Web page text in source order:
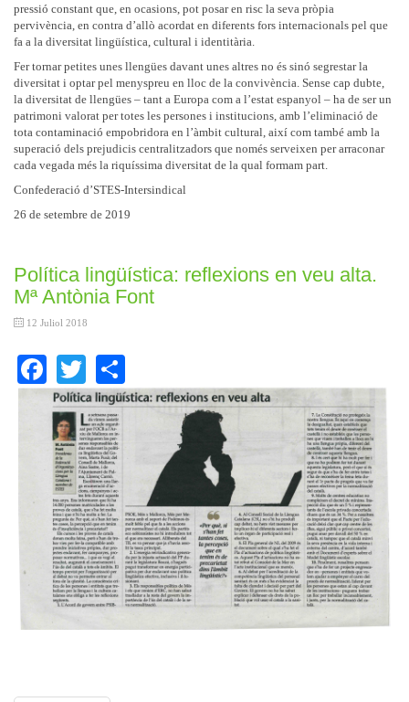
pressió constant que, en ocasions, pot posar en risc la seva pròpia
pervivència, en contra d’allò acordat en diferents fors internacionals pel que
fa a la diversitat lingüística, cultural i identitària.
Fer tornar petites unes llengües davant unes altres no és sinó segrestar la
diversitat i optar pel menyspreu en lloc de la convivència. Sense cap dubte,
la diversitat de llengües – tant a Europa com a l’estat espanyol – ha de ser un
patrimoni valorat per totes les persones i institucions, amb l’eliminació de
tota contaminació empobridora en l’àmbit cultural, així com també amb la
superació dels prejudicis centralitzadors que només serveixen per arraconar
cada vegada més la riquíssima diversitat de la qual formam part.
Confederació d’STES-Intersindical
26 de setembre de 2019
Política lingüística: reflexions en veu alta.
Mª Antònia Font
12 Juliol 2018
Facebook
Twitter